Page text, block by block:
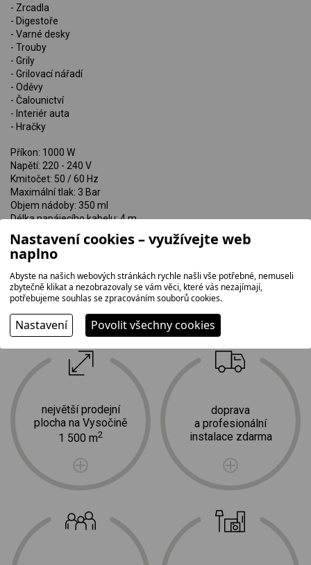
- Zrcadla
- Digestoře
- Varné desky
- Trouby
- Grily
- Grilovací nářadí
- Oděvy
- Čalounictví
- Interiér auta
- Hračky
Příkon: 1000 W
Napětí: 220 - 240 V
Kmitočet: 50 / 60 Hz
Maximální tlak: 3 Bar
Objem nádoby: 350 ml
Délka napájecího kabelu: 4 m
Kód zboží: 50001801
Proč jít k nám?
největší prodejní
plocha na Vysočině
1 500 m2
doprava
a profesionální
instalace zdarma
Nastavení cookies – využívejte web
naplno
Abyste na našich webových stránkách rychle našli vše potřebné, nemuseli
zbytečně klikat a nezobrazovaly se vám věci, které vás nezajímají,
potřebujeme souhlas se zpracováním souborů cookies.
Nastavení Povolit všechny cookies